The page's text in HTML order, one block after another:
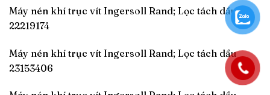
Máy nén khí trục vít Ingersoll Rand; Lọc tách dầu
22219174
Máy nén khí trục vít Ingersoll Rand; Lọc tách dầu
23153406